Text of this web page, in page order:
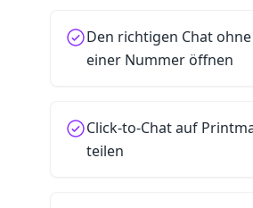
Den richtigen Chat
einer Nummer öffnen
Click-to-Chat auf
teilen